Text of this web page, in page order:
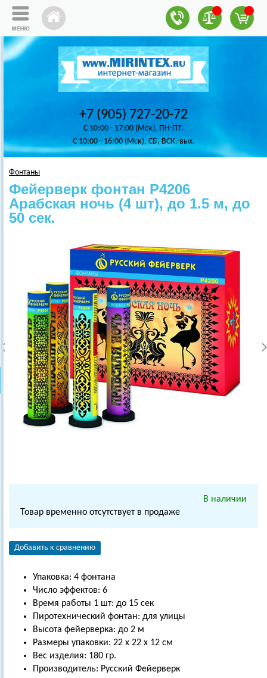
+7 (905) 727-20-72
C 10:00 - 17:00 (Мск), ПН-ПТ.
C 10:00 - 16:00 (Мск), СБ, ВСК.-вых.
Фонтаны
Фейерверк фонтан Р4206
Арабская ночь (4 шт), до 1.5 м, до
50 сек.
В наличии
Товар временно отсутствует в продаже
Добавить к сравнению
Упаковка: 4 фонтана
Число эффектов: 6
Время работы 1 шт: до 15 сек
Пиротехнический фонтан: для улицы
Высота фейерверка: до 2 м
Размеры упаковки: 22 х 22 х 12 см
Вес изделия: 180 гр.
Производитель: Русский Фейерверк